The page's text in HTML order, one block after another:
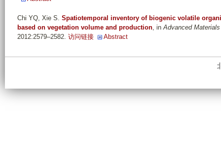
Chi YQ, Xie S. Spatiotemporal inventory of biogenic volatile
based on vegetation volume and production, inAdvanced
2012:2579–2582. 访问链接 Abstract